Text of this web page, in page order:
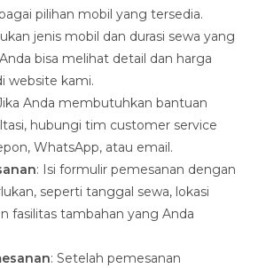
pilihan mobil yang tersedia.
jenis mobil dan durasi sewa yang
bisa melihat detail dan harga
website kami.
Anda membutuhkan bantuan
hubungi tim customer service
WhatsApp, atau email.
: Isi formulir pemesanan dengan
seperti tanggal sewa, lokasi
fasilitas tambahan yang Anda
: Setelah pemesanan